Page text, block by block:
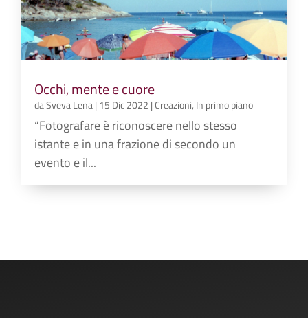
Occhi, mente e cuore
daSveva Lena| 15 Dic 2022 |Creazioni, In primo piano
“Fotografare è riconoscere nello stesso
istante e in una frazione di secondo un
evento e il...